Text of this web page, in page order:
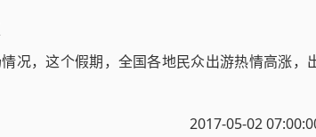
况，这个假期，全国各地民众出游热情高涨，
2017-05-02